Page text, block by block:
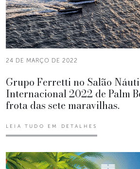
24 DE MARÇO DE 2022
Grupo Ferretti no Salão
Internacional 2022 de Palm
frota das sete maravilhas.
LEIA TUDO EM DETALHES